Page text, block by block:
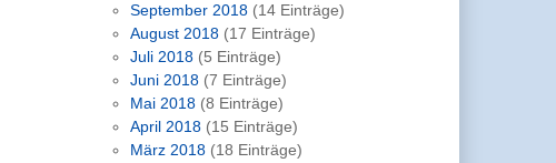
September 2018 (14 Einträge)
August 2018 (17 Einträge)
Juli 2018 (5 Einträge)
Juni 2018 (7 Einträge)
Mai 2018 (8 Einträge)
April 2018 (15 Einträge)
März 2018 (18 Einträge)